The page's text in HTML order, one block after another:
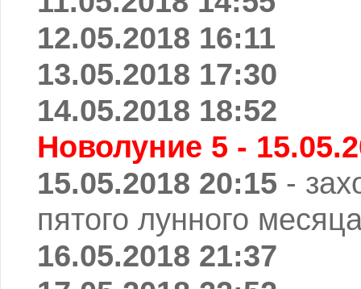
12.05.2018 16:11
13.05.2018 17:30
14.05.2018 18:52
Новолуние 5 -
15.05.2018 20:15 -
пятого лунного
16.05.2018 21:37